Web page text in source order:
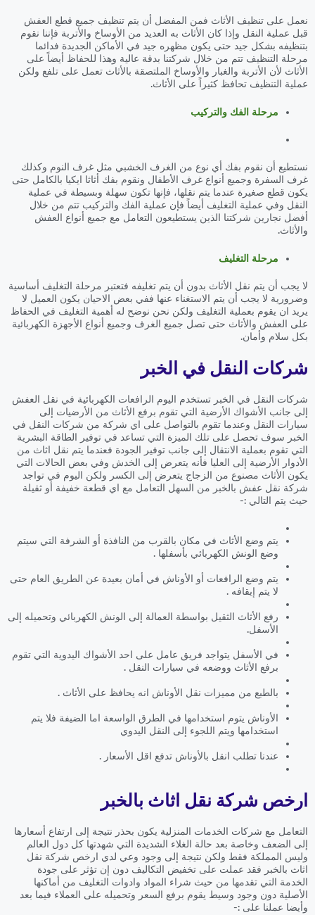
نعمل على تنظيف الأثاث فمن المفضل أن يتم تنظيف جميع قطع العفش
قبل عملية النقل وإذا كان الأثاث به العديد من الأوساخ والأتربة فإننا نقوم
بتنظيفه بشكل جيد حتى يكون مظهره جيد في الأماكن الجديدة فدائما
مرحلة التنظيف تتم من خلال شركتنا بدقة عالية وهذا للحفاظ أيضاً على
الأثاث لأن الأتربة والغبار والأوساخ الملتصقة بالأثاث تعمل على تلفع ولكن
عملية التنظيف تحافظ كثيراً على الأثاث.
مرحلة الفك والتركيب
نستطيع أن نقوم بفك أي نوع من الغرف الخشبي مثل غرف النوم وكذلك
غرف السفرة وجميع أنواع غرف الأطفال ونقوم بفك أثاثا ايكيا بالكامل حتى
يكون قطع صغيرة عندما يتم نقلها، فإنها تكون سهلة وبسيطة في عملية
النقل وفي عملية التغليف أيضاً فإن عملية الفك والتركيب تتم من خلال
أفضل نجارين شركتنا الذين يستطيعون التعامل مع جميع أنواع العفش
والأثاث.
مرحلة التغليف
لا يجب أن يتم نقل الأثاث بدون أن يتم تغليفه فتعتبر مرحلة التغليف أساسية
وضرورية لا يجب أن يتم الاستغناء عنها ففي بعض الاحيان يكون العميل لا
يريد ان يقوم بعملية التغليف ولكن نحن نوضح له أهمية التغليف في الحفاظ
على العفش والأثاث حتى تصل جميع الغرف وجميع أنواع الأجهزة الكهربائية
بكل سلام وأمان.
شركات النقل في الخبر
شركات النقل في الخبر تستخدم اليوم الرافعات الكهربائية في نقل العفش
إلى جانب الأشواك الأرضية التي تقوم برفع الأثاث من الأرضيات إلى
سيارات النقل وعندما تقوم بالتواصل على اي شركة من شركات النقل في
الخبر سوف تحصل على تلك الميزة التي تساعد في توفير الطاقة البشرية
التي تقوم بعملية الانتقال إلى جانب توفير الجودة فعندما يتم نقل اثاث من
الأدوار الأرضية إلى العليا فأنه يتعرض إلى الخدش وفي بعض الحالات التي
يكون الأثاث مصنوع من الزجاج يتعرض إلى الكسر ولكن اليوم في تواجد
شركة نقل عفش بالخبر من السهل التعامل مع اي قطعة خفيفة أو ثقيلة
حيث يتم التالي :-
يتم وضع الأثاث في مكان بالقرب من النافذة أو الشرفة التي سيتم
وضع الونش الكهربائي بأسفلها .
يتم وضع الرافعات أو الأوناش في أمان بعيدة عن الطريق العام حتى
لا يتم إيقافه .
رفع الأثاث الثقيل بواسطة العمالة إلى الونش الكهربائي وتحميله إلى
الأسفل.
في الأسفل يتواجد فريق عامل على احد الأشواك اليدوية التي تقوم
برفع الأثاث ووضعه في سيارات النقل .
بالطبع من مميزات نقل الأوناش انه يحافظ على الأثاث .
الأوناش يتوم استخدامها في الطرق الواسعة اما الضيفة فلا يتم
استخدامها ويتم اللجوء إلى النقل اليدوي
عندنا تطلب انقل بالأوناش تدفع اقل الأسعار .
ارخص شركة نقل اثاث بالخبر
التعامل مع شركات الخدمات المنزلية يكون بحذر نتيجة إلى ارتفاع أسعارها
إلى الضعف وخاصة بعد حالة الغلاء الشديدة التي شهدتها كل دول العالم
وليس المملكة فقط ولكن نتيجة إلى وجود وعي لدي ارخص شركة نقل
اثاث بالخبر فقد عملت على تخفيض التكاليف دون إن تؤثر على جودة
الخدمة التي تقدمها من حيث شراء المواد وادوات التغليف من أماكنها
الأصلية دون وجود وسيط يقوم برفع السعر وتحميله على العملاء فيما بعد
وأيضا عملنا على :-